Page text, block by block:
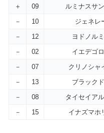
＋
09 ルミナスサ
－
10 ジェネレ
－
12 ヨドノル
－
02 イエデゴ
－
07 クリノシャ
－
13 ブラック
－
08 タイセイア
－
15 イナズマホ